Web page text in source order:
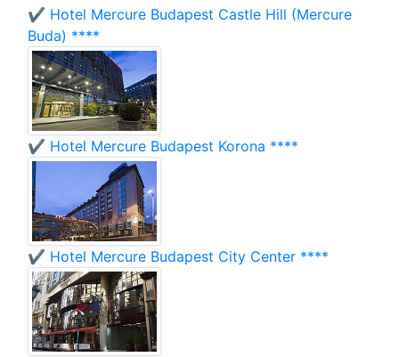
✔️ Hotel Mercure Budapest Castle Hill (Mercure
Buda) ****
✔️ Hotel Mercure Budapest Korona ****
✔️ Hotel Mercure Budapest City Center ****